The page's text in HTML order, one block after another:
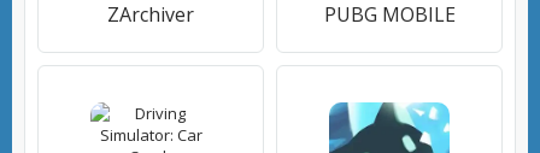
ZArchiver PUBG MOBILE